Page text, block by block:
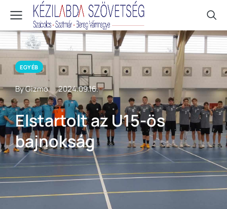
EGYÉB
By Gizmo 2024.09.16.
Elstartolt az U15-ös
bajnokság